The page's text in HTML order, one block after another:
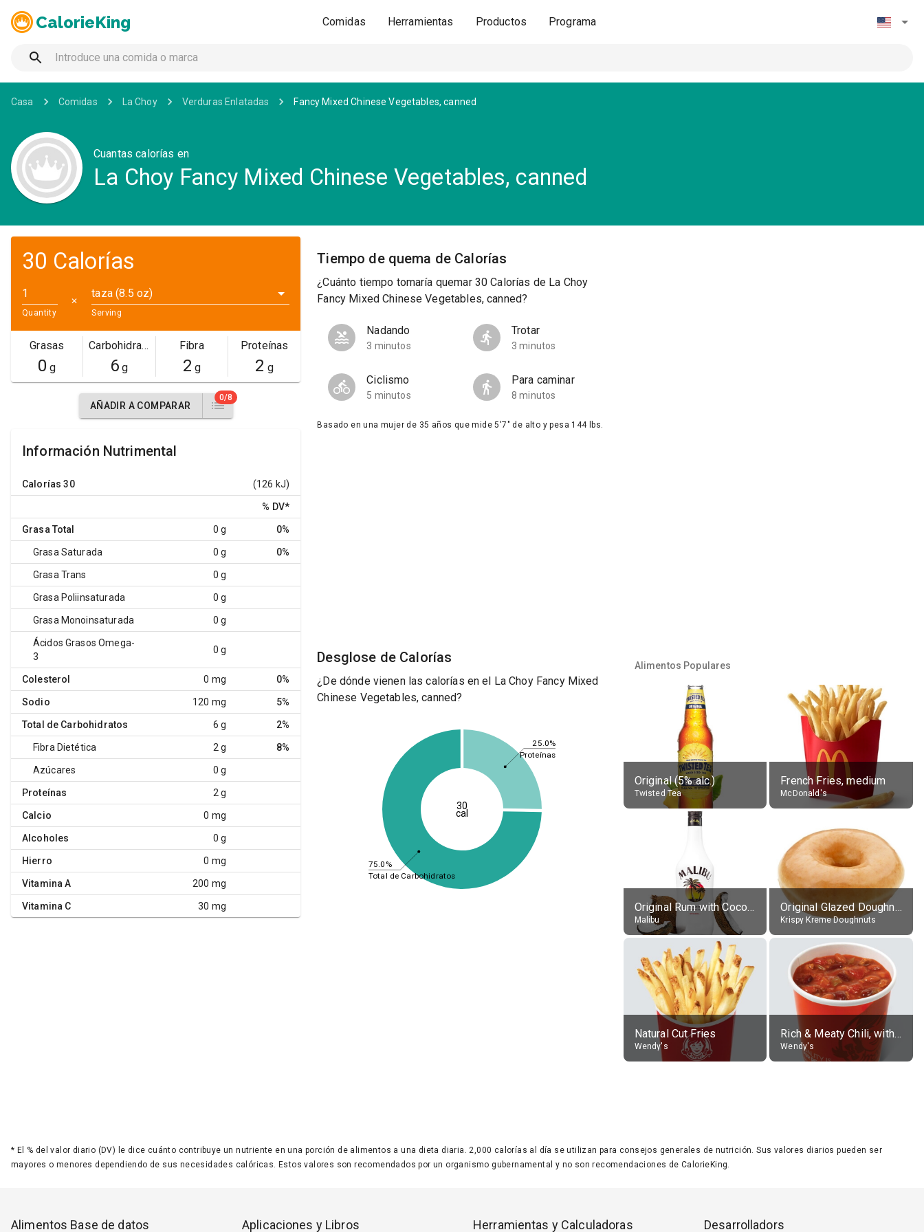
CalorieKing Comidas Herramientas Productos Programa
Casa Comidas La Choy Verduras Enlatadas Fancy Mixed Chinese Vegetables, canned
Cuantas calorías en
La Choy Fancy Mixed Chinese Vegetables, canned
30 Calorías
Quantity
✕
taza (8.5 oz)
Serving
Grasas
0 g
Carbohidratos
6 g
Fibra
2 g
Proteínas
2 g
AÑADIR A COMPARAR
0/8
Información Nutrimental
Calorías 30 (126 kJ)
% DV*
Grasa Total 0 g 0%
Grasa Saturada 0 g 0%
Grasa Trans 0 g
Grasa Poliinsaturada 0 g
Grasa Monoinsaturada 0 g
Ácidos Grasos Omega-
3
0 g
Colesterol 0 mg 0%
Sodio 120 mg 5%
Total de Carbohidratos 6 g 2%
Fibra Dietética 2 g 8%
Azúcares 0 g
Proteínas 2 g
Calcio 0 mg
Alcoholes 0 g
Hierro 0 mg
Vitamina A 200 mg
Vitamina C 30 mg
Tiempo de quema de Calorías
¿Cuánto tiempo tomaría quemar 30 Calorías de La Choy
Fancy Mixed Chinese Vegetables, canned?
Nadando
3 minutos
Trotar
3 minutos
Ciclismo
5 minutos
Para caminar
8 minutos
Basado en una mujer de 35 años que mide 5'7" de alto y pesa 144 lbs.
Desglose de Calorías
¿De dónde vienen las calorías en el La Choy Fancy Mixed
Chinese Vegetables, canned?
25.0%
75.0%
Proteínas
Total de Carbohidratos
30
cal
Alimentos Populares
Original (5% alc.)
Twisted Tea
French Fries, medium
McDonald's
Original Rum with Coconut Flavour (21% alc.)
Malibu
Original Glazed Doughnut
Krispy Kreme Doughnuts
Natural Cut Fries
Wendy's
Rich & Meaty Chili, without toppings, large
Wendy's
* El % del valor diario (DV) le dice cuánto contribuye un nutriente en una porción de alimentos a una dieta diaria. 2,000 calorías al día se utilizan para consejos generales de nutrición. Sus valores diarios pueden ser
mayores o menores dependiendo de sus necesidades calóricas. Estos valores son recomendados por un organismo gubernamental y no son recomendaciones de CalorieKing.
Alimentos Base de datos Aplicaciones y Libros Herramientas y Calculadoras Desarrolladors